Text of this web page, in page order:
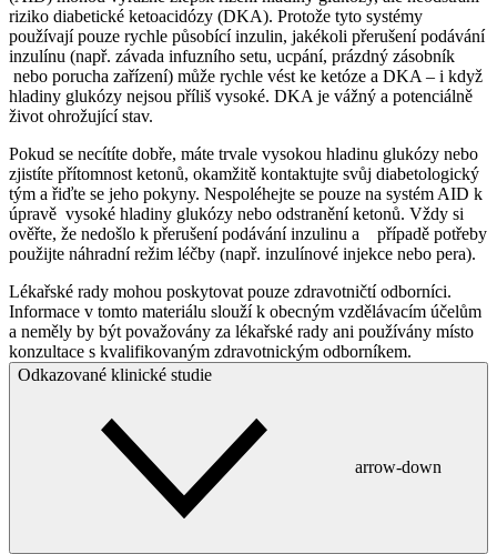
riziko diabetické ketoacidózy (DKA). Protože tyto systémy
používají pouze rychle působící inzulin, jakékoli přerušení podávání
inzulínu (např. závada infuzního setu, ucpání, prázdný zásobník
nebo porucha zařízení) může rychle vést ke ketóze a DKA – i když
hladiny glukózy nejsou příliš vysoké. DKA je vážný a potenciálně
život ohrožující stav.
Pokud se necítíte dobře, máte trvale vysokou hladinu glukózy nebo
zjistíte přítomnost ketonů, okamžitě kontaktujte svůj diabetologický
tým a řiďte se jeho pokyny. Nespoléhejte se pouze na systém AID k
úpravě vysoké hladiny glukózy nebo odstranění ketonů. Vždy si
ověřte, že nedošlo k přerušení podávání inzulinu a případě potřeby
použijte náhradní režim léčby (např. inzulínové injekce nebo pera).
Lékařské rady mohou poskytovat pouze zdravotničtí odborníci.
Informace v tomto materiálu slouží k obecným vzdělávacím účelům
a neměly by být považovány za lékařské rady ani používány místo
konzultace s kvalifikovaným zdravotnickým odborníkem.
Odkazované klinické studie
arrow-down